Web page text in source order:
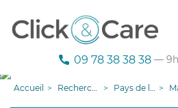
09 78 38 38 38 —
Accueil Recherche aide à domicile Pays de la Loire